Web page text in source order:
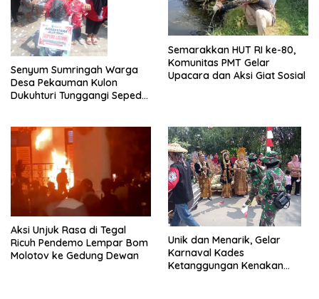
Senyum Sumringah Warga
Desa Pekauman Kulon
Dukuhturi Tunggangi Sepeda
Semarakkan HUT RI ke-80,
Komunitas PMT Gelar
Upacara dan Aksi Giat Sosial
Aksi Unjuk Rasa di Tegal
Ricuh Pendemo Lempar Bom
Molotov ke Gedung Dewan
Unik dan Menarik, Gelar
Karnaval Kades
Ketanggungan Kenakan